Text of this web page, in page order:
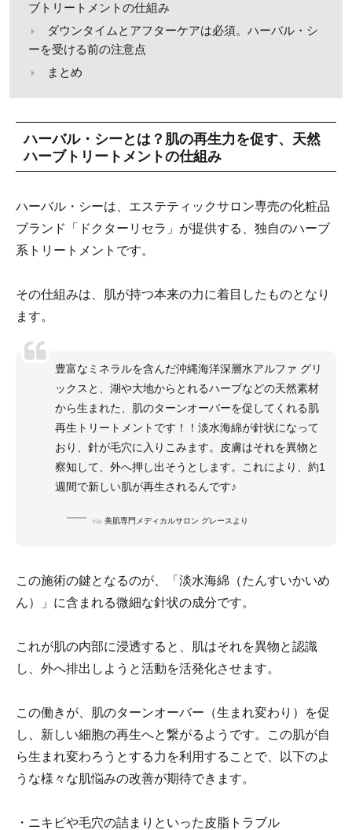
ブトリートメントの仕組み
ダウンタイムとアフターケアは必須。ハーバル・シ
ーを受ける前の注意点
まとめ
ハーバル・シーとは？肌の再生力を促す、天然
ハーブトリートメントの仕組み
ハーバル・シーは、エステティックサロン専売の化粧品
ブランド「ドクターリセラ」が提供する、独自のハーブ
系トリートメントです。
その仕組みは、肌が持つ本来の力に着目したものとなり
ます。
豊富なミネラルを含んだ沖縄海洋深層水アルファ グリ
ックスと、湖や大地からとれるハーブなどの天然素材
から生まれた、肌のターンオーバーを促してくれる肌
再生トリートメントです！！淡水海綿が針状になって
おり、針が毛穴に入りこみます。皮膚はそれを異物と
察知して、外へ押し出そうとします。これにより、約1
週間で新しい肌が再生されるんです♪
via 美肌専門メディカルサロン グレースより
この施術の鍵となるのが、「淡水海綿（たんすいかいめ
ん）」に含まれる微細な針状の成分です。
これが肌の内部に浸透すると、肌はそれを異物と認識
し、外へ排出しようと活動を活発化させます。
この働きが、肌のターンオーバー（生まれ変わり）を促
し、新しい細胞の再生へと繋がるようです。この肌が自
ら生まれ変わろうとする力を利用することで、以下のよ
うな様々な肌悩みの改善が期待できます。
・ニキビや毛穴の詰まりといった皮脂トラブル